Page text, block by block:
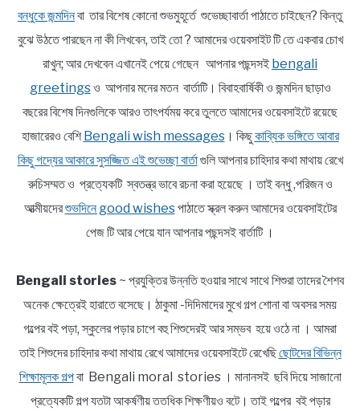
বন্ধুকে জন্মদিনবা তার বিশেষ কোনো শুভমুহূর্তে শুভেচ্ছাবার্তা পাঠাতে চাইছেন? কিন্তু
বুঝে উঠতে পারছেন না কী লিখবেন, তাই তো ? আমাদের ওয়েবসাইট টি তে একবার চোখ
রাখুন; আর দেখবেন এখানেই পেয়ে গেছেন আপনার পছন্দসই bengali
greetingsও আপনার মনের মতন বার্তাটি। বিবাহবার্ষিকী ও জন্মদিন ছাড়াও
বছরের বিশেষ দিনগুলিকে আরও তাৎপর্যময় করে তুলতে আমাদের ওয়েবসাইটে রয়েছে
হাজারেরও বেশিBengali wish messages। কিছুকাব্যিক ভঙ্গিতে আবার
কিছু গদ্যের আকারে সুসজ্জিত এই শুভেচ্ছা বার্তাগুলি আপনার চাহিদার কথা মাথায় রেখে
রুচিসম্মত ও প্রত্যেকটি স্বতন্ত্র ভাবে রচনা করা হয়েছে । তাই বন্ধু ,পরিজন ও
আত্মীয়দেরশুভদিনে good wishesপাঠাতে স্ক্রল করুন আমাদের ওয়েবসাইটের
পেজ টি আর পেয়ে যান আপনার পছন্দসই বার্তাটি ।
Bengali stories ~ প্রযুক্তির উন্নতি হওয়ার সাথে সাথে শিশুরা তাদের শৈশব
অনেক ক্ষেত্রেই হারাতে বসেছে। ঠাকুমা -দিদিমাদের মুখে গল্প শোনা বা অবসর সময়
গল্পের বই পড়া, স্কুলের পড়ার চাপে বহু শিশুদেরই আর সম্ভব হয়ে ওঠে না । আমরা
তাই শিশুদের চাহিদার কথা মাথায় রেখে আমাদের ওয়েবসাইটে রেখেছিছোটদের বিভিন্ন
শিক্ষামূলক গল্পবা Bengali moral stories । মানানসই ছবি দিয়ে সাজানো
প্রত্যেকটি গল্প যতটা আকর্ষণীয় ততধিক শিক্ষণীয়ও বটে। তাই গল্পের বই পড়ার